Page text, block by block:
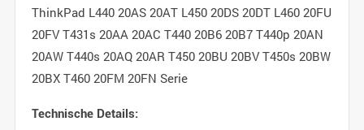
ThinkPad L440 20AS 20AT L450 20DS 20DT L460 20FU
20FV T431s 20AA 20AC T440 20B6 20B7 T440p 20AN
20AW T440s 20AQ 20AR T450 20BU 20BV T450s 20BW
20BX T460 20FM 20FN Serie
Technische Details: